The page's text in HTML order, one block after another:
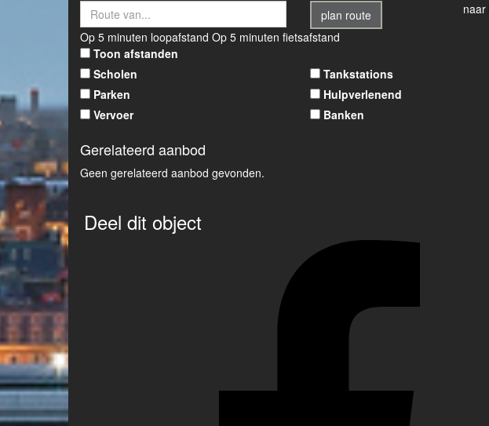
plan route naar
Op 5 minuten loopafstand Op 5 minuten fietsafstand
Toon afstanden
Scholen
Parken
Vervoer
Tankstations
Hulpverlenend
Banken
Gerelateerd aanbod
Geen gerelateerd aanbod gevonden.
Deel dit object